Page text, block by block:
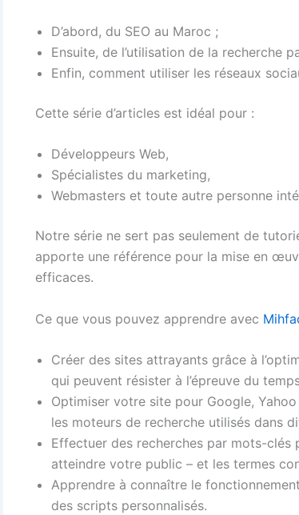
D’abord, du SEO au Maroc ;
Ensuite, de l’utilisation de la recherche
Enfin, comment utiliser les réseaux
Cette série d’articles est idéal pour :
Développeurs Web,
Spécialistes du marketing,
Webmasters et toute autre personne
Notre série ne sert pas seulement de
apporte une référence pour la mise en
efficaces.
Ce que vous pouvez apprendre avec
Créer des sites attrayants grâce à
qui peuvent résister à l’épreuve du
Optimiser votre site pour Google,
les moteurs de recherche utilisés dans
Effectuer des recherches par mots-
atteindre votre public – et les termes
Apprendre à connaître le
des scripts personnalisés.